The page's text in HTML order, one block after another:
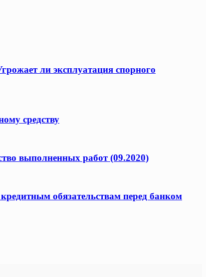
ли эксплуатация спорного
средству
выполненных работ (09.2020)
обязательствам перед банком